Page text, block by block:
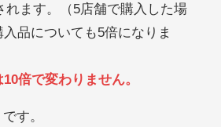
れます。（5店舗で購入した場
品についても5倍になりま
倍で変わりません。
す。